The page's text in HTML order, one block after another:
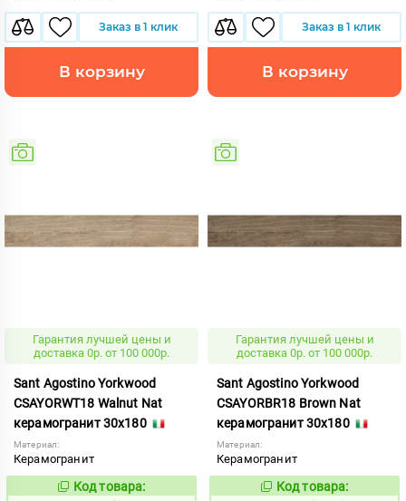
Заказ в 1 клик
В корзину
Заказ в 1 клик
В корзину
Гарантия лучшей цены и
доставка 0р. от 100 000р.
Sant Agostino Yorkwood
CSAYORWT18 Walnut Nat
керамогранит 30x180
Материал:
Керамогранит
987522
Код товара:
Гарантия лучшей цены и
доставка 0р. от 100 000р.
Sant Agostino Yorkwood
CSAYORBR18 Brown Nat
керамогранит 30x180
Материал:
Керамогранит
987517
Код товара: